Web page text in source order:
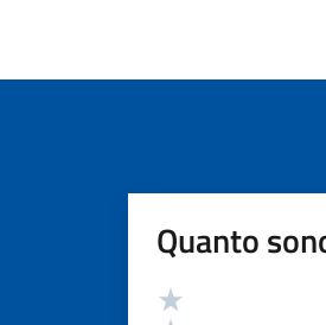
Quanto
Valutazione